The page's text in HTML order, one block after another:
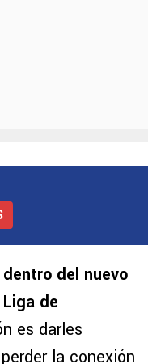
del nuevo
de
es darles
la conexión